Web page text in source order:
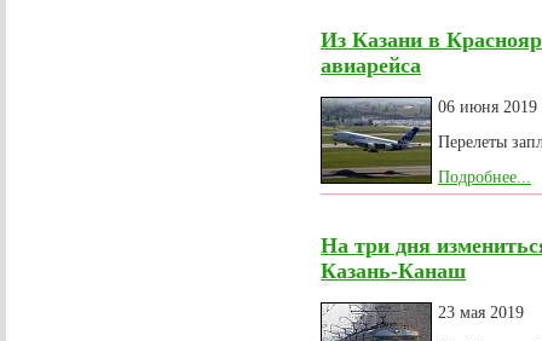
Из Казани в
авиарейса
06 июня 2019
Перелеты
Подробнее...
На три дня
Казань-Канаш
23 мая 2019